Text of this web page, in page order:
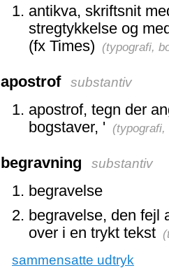
antikva, skriftsnit
stregtykkelse og
(fx Times) (typografi,
apostrof substantiv
apostrof, tegn der
bogstaver, ' (
begravning substantiv
begravelse
begravelse, den fejl
over i en trykt tekst (
sammensatte udtryk